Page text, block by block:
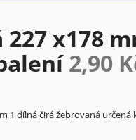
x178
2,90
1 dílná čirá žebrovaná určená